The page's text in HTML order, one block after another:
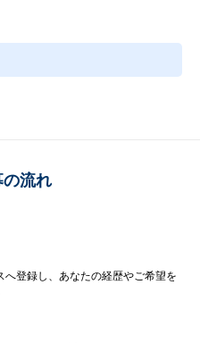
の流れ
へ登録し、あなたの経歴やご希望を